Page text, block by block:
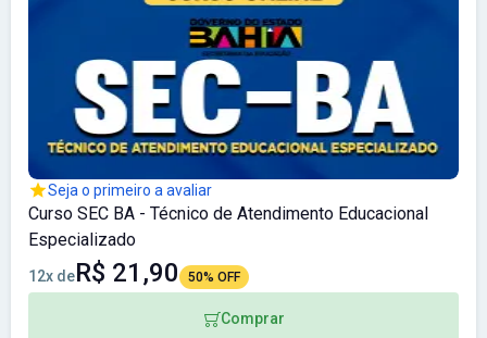
Seja o primeiro a avaliar
Curso SEC BA - Técnico de Atendimento Educacional
Especializado
12x deR$ 21,90 50% OFF
Comprar